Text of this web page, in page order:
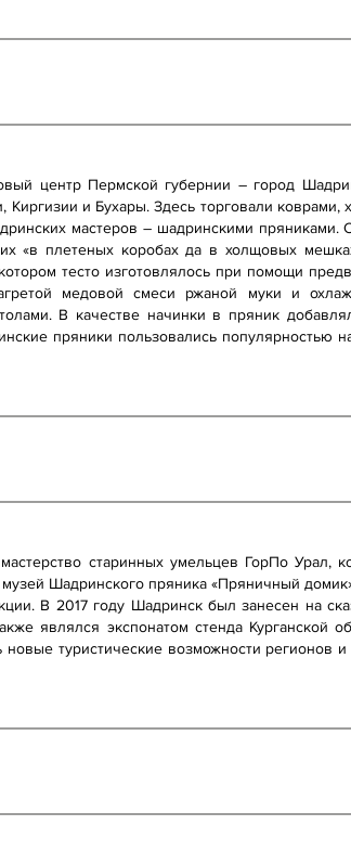
центр Пермской губернии – город
и Бухары. Здесь торговали
мастеров – шадринскими пряниками.
«в плетеных коробах да в холщовых
тесто изготовлялось при помощи
медовой смеси ржаной муки и
В качестве начинки в пряник
пряники пользовались популярностью
старинных умельцев ГорПо Урал,
Шадринского пряника «Пряничный
В 2017 году Шадринск был занесен на
являлся экспонатом стенда Курганской
туристические возможности регионов